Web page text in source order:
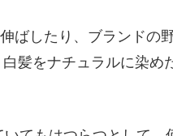
ばしたり、ブランドの
髪をナチュラルに染